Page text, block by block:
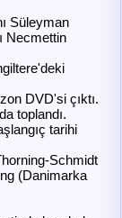
Süleyman
Necmettin
DVD'si çıktı.
toplandı.
tarihi
Schmidt
(Danimarka